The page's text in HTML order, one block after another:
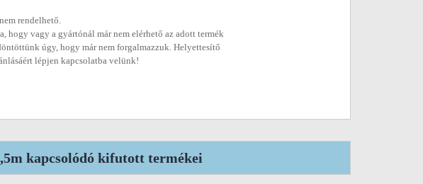
rendelhető.
hogy vagy a gyártónál már nem elérhető az adott termék
úgy, hogy már nem forgalmazzuk. Helyettesítő
lépjen kapcsolatba velünk!
kapcsolódó kifutott termékei